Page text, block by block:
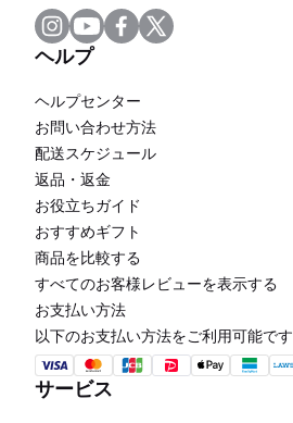
ヘルプ
ヘルプセンター
お問い合わせ方法
配送スケジュール
返品・返金
お役立ちガイド
おすすめギフト
商品を比較する
すべてのお客様レビューを表示する
お支払い方法
以下のお支払い方法をご利用可能です
サービス